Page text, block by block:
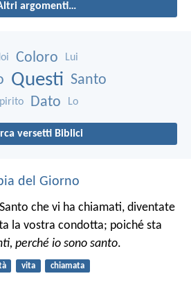
argomenti…
Coloro Lui
Questi Santo
Dato Lo
versetti Biblici
del Giorno
che vi ha chiamati, diventate
la vostra condotta; poiché sta
perché io sono santo.
vita chiamata